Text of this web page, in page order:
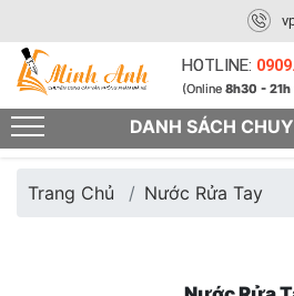
DANH SÁCH
HOTLINE:
(Online8h30 - 21h
Trang Chủ Nước Rửa Tay